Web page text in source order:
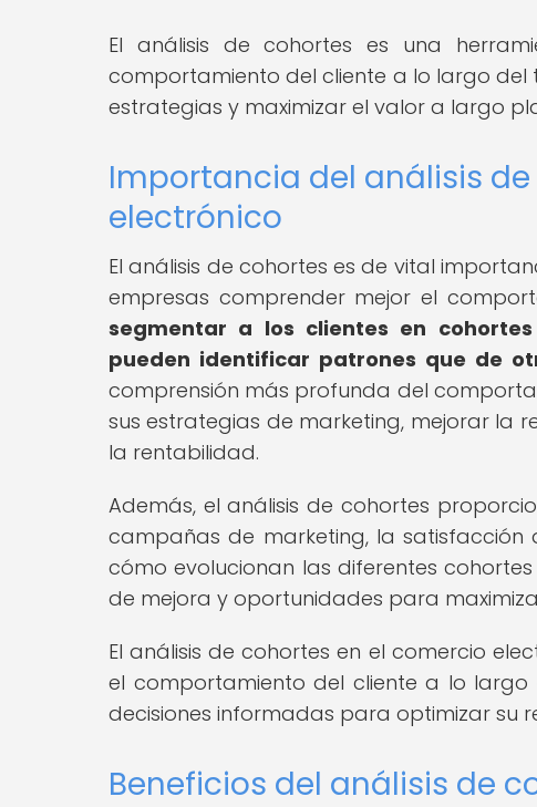
El análisis de cohortes es una
comportamiento del cliente a lo largo
estrategias y maximizar el valor a largo
Importancia del análisis
electrónico
El análisis de cohortes es de vital
empresas comprender mejor el
segmentar a los clientes en
pueden identificar patrones que de
comprensión más profunda del
sus estrategias de marketing, mejorar la
la rentabilidad.
Además, el análisis de cohortes
campañas de marketing, la
cómo evolucionan las diferentes
de mejora y oportunidades para
El análisis de cohortes en el comercio
el comportamiento del cliente a lo
decisiones informadas para optimizar su
Beneficios del análisis de